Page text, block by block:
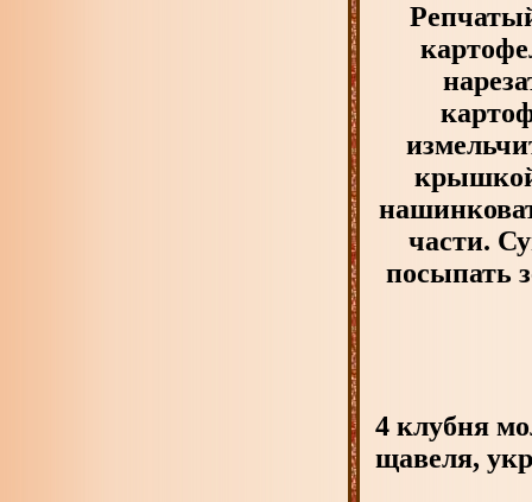
части.
посыпать
4 клубня
щавеля,